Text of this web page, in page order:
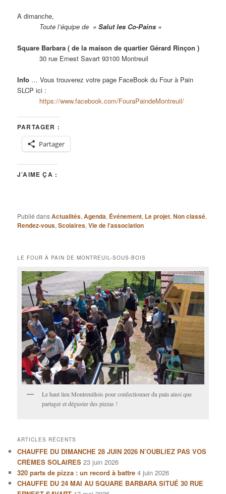
A dimanche,
Toute l’équipe de » Salut les Co-Pains «
Square Barbara ( de la maison de quartier Gérard Rinçon )
30 rue Ernest Savart 93100 Montreuil
Info … Vous trouverez votre page FaceBook du Four à Pain
SLCP ici :
https://www.facebook.com/FouraPaindeMontreuil/
PARTAGER :
Partager
J’AIME ÇA :
Publié dansActualités,Agenda, Événement, Le projet,Non classé,
Rendez-vous,Scolaires,Vie de l'association
LE FOUR À PAIN DE MONTREUIL-SOUS-BOIS
Le haut lieu Montreuillois pour confectionner du pain ainsi que
partager et déguster des pizzas !
ARTICLES RÉCENTS
CHAUFFE DU DIMANCHE 28 JUIN 2026 N’OUBLIEZ PAS VOS
CRÈMES SOLAIRES 23 juin 2026
320 parts de pizza : un record à battre 4 juin 2026
CHAUFFE DU 24 MAI AU SQUARE BARBARA SITUÉ 30 RUE